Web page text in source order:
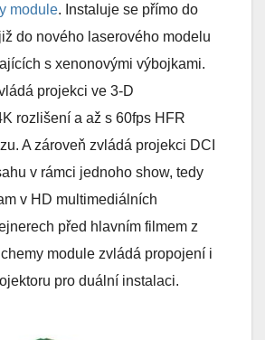
module. Instaluje se přímo do
do nového laserového modelu
s xenonovými výbojkami.
projekci ve 3-D
rozlišení a až s 60fps HFR
A zároveň zvládá projekci DCI
v rámci jednoho show, tedy
v HD multimediálních
před hlavním filmem z
module zvládá propojení i
pro duální instalaci.